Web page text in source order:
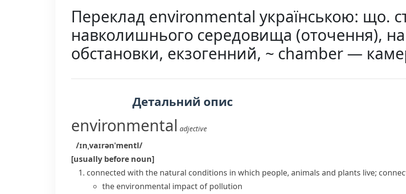
Переклад environmental українською: що.
навколишнього середовища (оточення),
обстановки, екзогенний, ~ chamber —
Детальний опис
environmental adjective
/ɪnˌvaɪrənˈmentl/
[usually before noun]
connected with the natural conditions in which people, animals and plants live;
the environmental impact of pollution